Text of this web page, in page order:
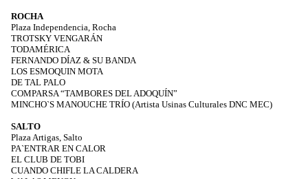
ROCHA
Plaza Independencia, Rocha
TROTSKY VENGARÁN
TODAMÉRICA
FERNANDO DÍAZ & SU BANDA
LOS ESMOQUIN MOTA
DE TAL PALO
COMPARSA “TAMBORES DEL ADOQUÍN”
MINCHO`S MANOUCHE TRÍO (Artista Usinas Culturales DNC MEC)
SALTO
Plaza Artigas, Salto
PA`ENTRAR EN CALOR
EL CLUB DE TOBI
CUANDO CHIFLE LA CALDERA